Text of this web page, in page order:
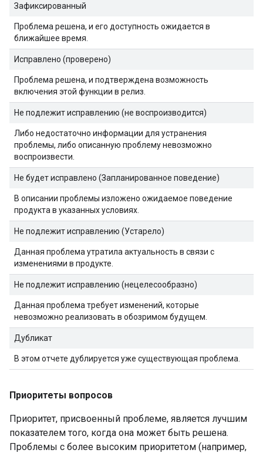
Зафиксированный
Проблема решена, и его доступность ожидается в
ближайшее время.
Исправлено (проверено)
Проблема решена, и подтверждена возможность
включения этой функции в релиз.
Не подлежит исправлению (не воспроизводится)
Либо недостаточно информации для устранения
проблемы, либо описанную проблему невозможно
воспроизвести.
Не будет исправлено (Запланированное поведение)
В описании проблемы изложено ожидаемое поведение
продукта в указанных условиях.
Не подлежит исправлению (Устарело)
Данная проблема утратила актуальность в связи с
изменениями в продукте.
Не подлежит исправлению (нецелесообразно)
Данная проблема требует изменений, которые
невозможно реализовать в обозримом будущем.
Дубликат
В этом отчете дублируется уже существующая проблема.
Приоритеты вопросов
Приоритет, присвоенный проблеме, является лучшим
показателем того, когда она может быть решена.
Проблемы с более высоким приоритетом (например,